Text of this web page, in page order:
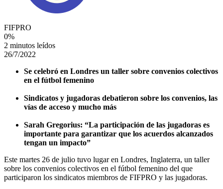
FIFPRO
0%
2 minutos leídos
26/7/2022
Se celebró en Londres un taller sobre convenios colectivos
en el fútbol femenino
Sindicatos y jugadoras debatieron sobre los convenios, las
vías de acceso y mucho más
Sarah Gregorius: “La participación de las jugadoras es
importante para garantizar que los acuerdos alcanzados
tengan un impacto”
Este martes 26 de julio tuvo lugar en Londres, Inglaterra, un taller
sobre los convenios colectivos en el fútbol femenino del que
participaron los sindicatos miembros de FIFPRO y las jugadoras.